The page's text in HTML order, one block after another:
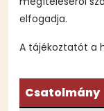
elfogadja.
A tájékoztatót a
Csatolmány